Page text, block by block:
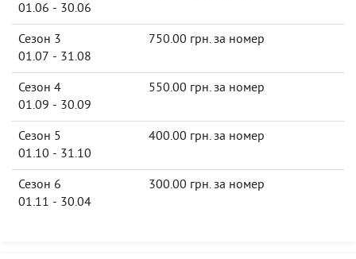
01.06 - 30.06
Сезон 3
01.07 - 31.08
750.00 грн. за номер
Сезон 4
01.09 - 30.09
550.00 грн. за номер
Сезон 5
01.10 - 31.10
400.00 грн. за номер
Сезон 6
01.11 - 30.04
300.00 грн. за номер